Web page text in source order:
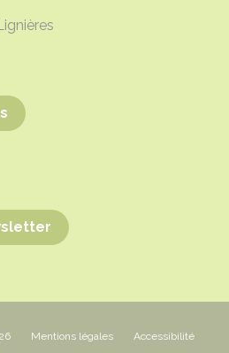
Mentions légales
Accessibilité